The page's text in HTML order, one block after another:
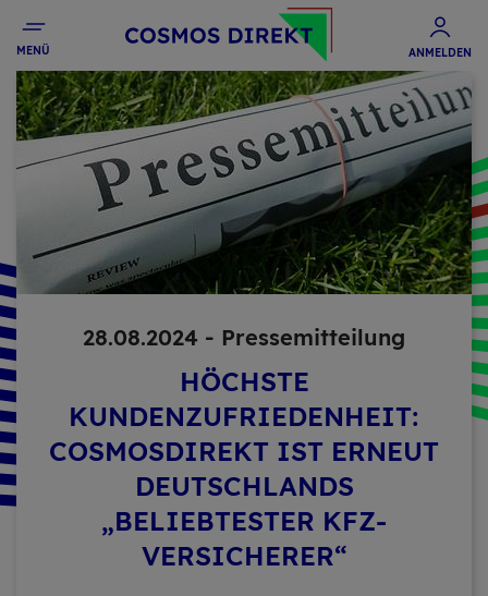
MENÜ ANMELDEN
28.08.2024 - Pres­se­mit­tei­lung
HÖCHSTE
KUNDENZUFRIEDENHEIT:
COSMOSDIREKT IST ERNEUT
DEUTSCHLANDS
„BELIEBTESTER KFZ-
VERSICHERER“